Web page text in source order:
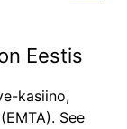
Eestis
kasiino,
See